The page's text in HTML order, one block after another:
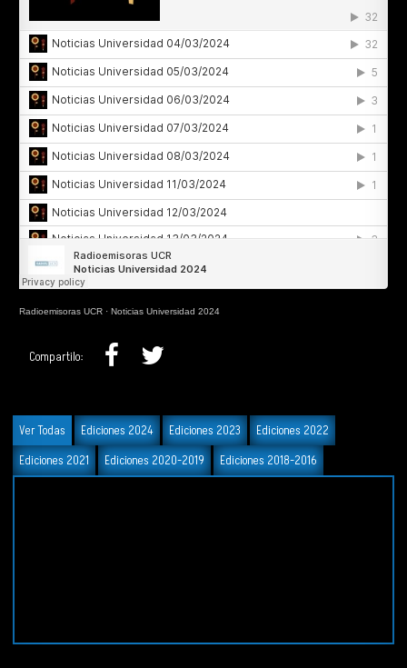
Radioemisoras UCR · Noticias Universidad 2024
Compartilo:
Ver Todas Ediciones 2024 Ediciones 2023
Ediciones 2022
Ediciones 2021
Ediciones 2020-2019 Ediciones 2018-2016